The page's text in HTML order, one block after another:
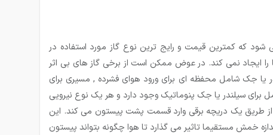
شود که کمترین قیمت و رایج ترین نوع گاز مورد استفاده در
را ایجاد نمی کند. در عوض ممکن است از برخی گاز های بی اثر
یا جک شامل محفظه ای برای ورود هوای فشرده , مسیری برای
سیلندر یا جک پنوماتیک وجود دارد و هر یک نوع نیرویی
طریق یک دریچه برقی وارد قسمت پشت پیستون می کند. این
خمش مستقیما تاثیر می گذارد تا هوا چگونه بتواند پیستون